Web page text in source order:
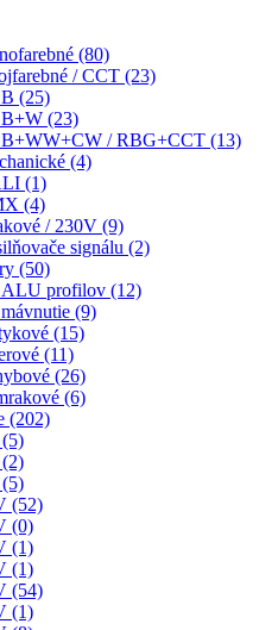
(80)
/ CCT (23)
(25)
(23)
/ RBG+CCT (13)
(4)
(1)
(4)
/ 230V (9)
signálu (2)
(50)
profilov (12)
(9)
(15)
(11)
(26)
(6)
(202)
(5)
(2)
(5)
(52)
(0)
(1)
(1)
(54)
(1)